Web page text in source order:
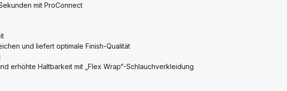
mit ProConnect
und liefert optimale Finish-Qualität
erhöhte Haltbarkeit mit „Flex Wrap“-Schlauchverkleidung